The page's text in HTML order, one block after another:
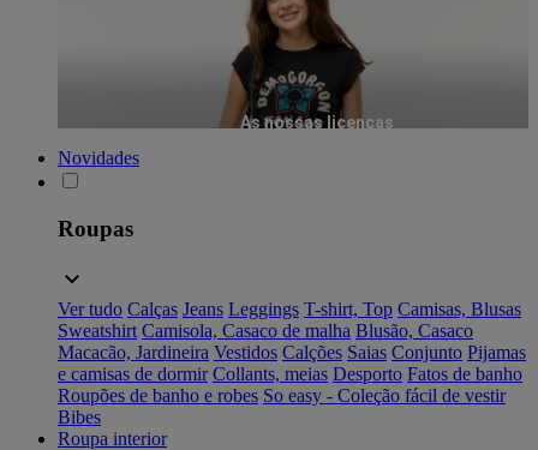
As nossas licenças
Novidades
Roupas
Ver tudo Calças Jeans Leggings T-shirt, Top Camisas, Blusas
Sweatshirt Camisola, Casaco de malha Blusão, Casaco
Macacão, Jardineira Vestidos Calções Saias Conjunto Pijamas
e camisas de dormir Collants, meias Desporto Fatos de banho
Roupões de banho e robes So easy - Coleção fácil de vestir
Bibes
Roupa interior